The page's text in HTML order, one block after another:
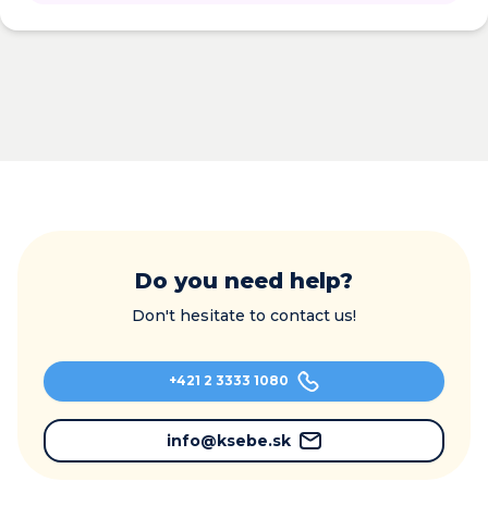
Do you need help?
Don't hesitate to contact us!
+421 2 3333 1080
info@ksebe.sk